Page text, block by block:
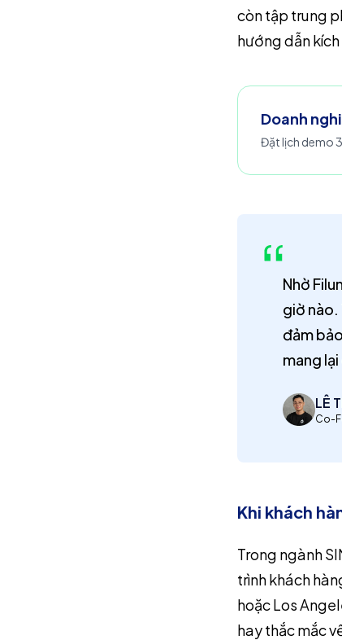
còn tập trung
hướng dẫn
Doanh
Đặt lịch demo
Nhờ
giờ nào.
đảm
mang
LÊ
Co-
Khi khách
Trong ngành
trình khách
hoặc Los
hay thắc mắc